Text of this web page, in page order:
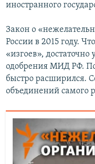
иностранного
Закон о
России в 2015 году.
«изгоев»,
одобрения МИД РФ.
быстро расширился.
объединений самого